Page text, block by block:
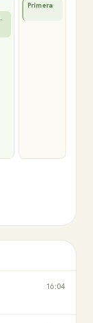
Primera
16:04